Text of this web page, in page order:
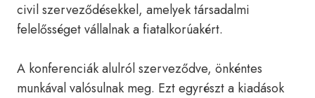
civil szerveződésekkel, amelyek társadalmi
felelősséget vállalnak a fiatalkorúakért.
A konferenciák alulról szerveződve, önkéntes
munkával valósulnak meg. Ezt egyrészt a kiadások